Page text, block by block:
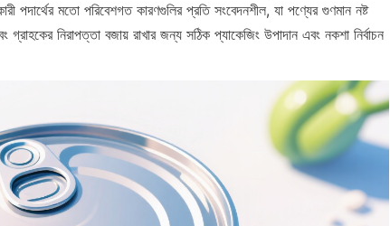
পদার্থের মতো পরিবেশগত কারণগুলির প্রতি সংবেদনশীল, যা পণ্যের গুণমান নষ্ট
নিরাপত্তা বজায় রাখার জন্য সঠিক প্যাকেজিং উপাদান এবং নকশা নির্বাচন